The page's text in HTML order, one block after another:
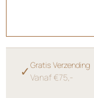
✓ Gratis Verzending
Vanaf €75,-